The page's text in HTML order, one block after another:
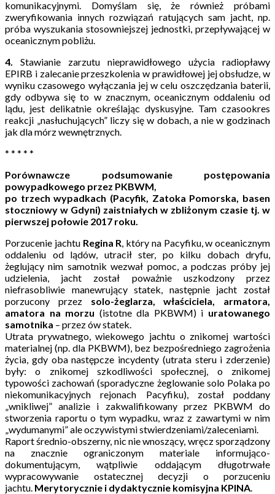
komunikacyjnymi. Domyślam się, że również próbami
zweryfikowania innych rozwiązań ratujących sam jacht, np.
próba wyszukania stosowniejszej jednostki, przepływającej w
oceanicznym pobliżu.
4. Stawianie zarzutu nieprawidłowego użycia radiopławy
EPIRB i zalecanie przeszkolenia w prawidłowej jej obsłudze, w
wyniku czasowego wyłączania jej w celu oszczędzania baterii,
gdy odbywa się to w znacznym, oceanicznym oddaleniu od
lądu, jest delikatnie określając dyskusyjne. Tam czasookres
reakcji „nasłuchujących” liczy się w dobach, a nie w godzinach
jak dla mórz wewnętrznych.
* * * * *
Porównawcze podsumowanie postępowania
powypadkowego przez PKBWM,
po trzech wypadkach (Pacyfik, Zatoka Pomorska, basen
stoczniowy w Gdyni) zaistniałych w zbliżonym czasie tj. w
pierwszej połowie 2017 roku.
Porzucenie jachtu Regina R, który na Pacyfiku, w oceanicznym
oddaleniu od lądów, utracił ster, po kilku dobach dryfu,
żeglujący nim samotnik wezwał pomoc, a podczas próby jej
udzielenia, jacht został poważnie uszkodzony przez
niefrasobliwie manewrujący statek, następnie jacht został
porzucony przez solo-żeglarza, właściciela, armatora,
amatora na morzu (istotne dla PKBWM) i uratowanego
samotnika – przez ów statek.
Utrata prywatnego, wiekowego jachtu o znikomej wartości
materialnej (np. dla PKBWM), bez bezpośredniego zagrożenia
życia, gdy oba następcze incydenty (utrata steru i zderzenie)
były: o znikomej szkodliwości społecznej, o znikomej
typowości zachowań (sporadyczne żeglowanie solo Polaka po
niekomunikacyjnych rejonach Pacyfiku), został poddany
„wnikliwej” analizie i zakwalifikowany przez PKBWM do
stworzenia raportu o tym wypadku, wraz z zawartymi w nim
„wydumanymi” ale oczywistymi stwierdzeniami/zaleceniami.
Raport średnio-obszerny, nic nie wnoszący, wręcz sporządzony
na znacznie ograniczonym materiale informująco-
dokumentującym, wątpliwie oddającym długotrwałe
wypracowywanie ostatecznej decyzji o porzuceniu
jachtu. Merytorycznie i dydaktycznie komisyjna KPINA.